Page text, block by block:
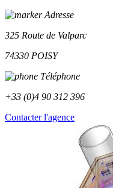
Adresse
325 Route de Valparc
74330 POISY
Téléphone
+33 (0)4 90 312 396
Contacter l'agence